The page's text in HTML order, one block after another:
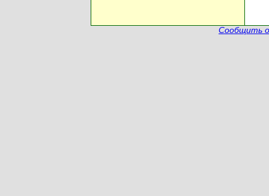
Сообщить о